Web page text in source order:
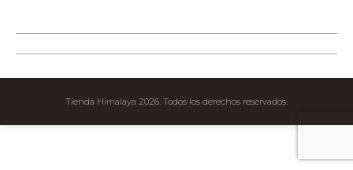
Tienda Himalaya 2026. Todos los derechos reservados.